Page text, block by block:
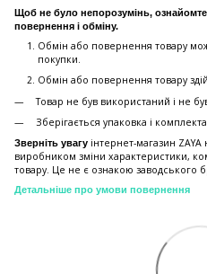
Щоб не було непорозумінь,
повернення і обміну.
Обмін або повернення товару
покупки.
Обмiн або повернення товару
Товар не був використаний і не
Зберiгається упаковка і
Зверніть увагу інтернет-магазин ZAYA
виробником зміни характеристики,
товару. Це не є ознакою заводського
Детальніше про умови повернення